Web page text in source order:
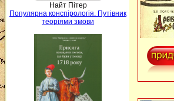
Найт Пітер
Популярна конспірологія. Путівник
теоріями змови